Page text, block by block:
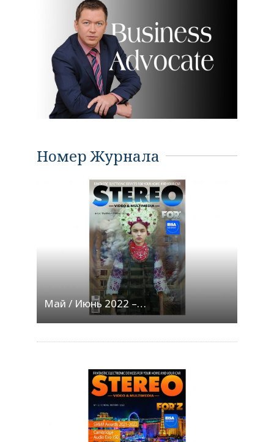
Номер Журнала
Май / Июнь 2022 –…